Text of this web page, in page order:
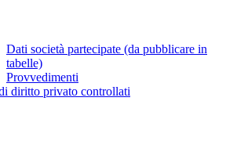
Dati società partecipate (da pubblicare in
tabelle)
Provvedimenti
diritto privato controllati